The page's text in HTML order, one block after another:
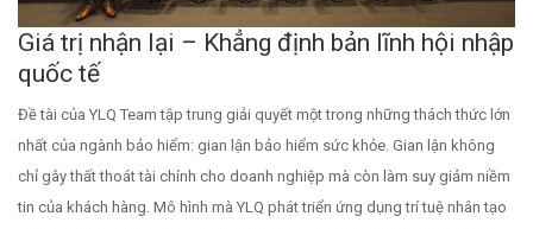
Giá trị nhận lại – Khẳng định bản lĩnh hội nhập
quốc tế
Đề tài của YLQ Team tập trung giải quyết một trong những thách thức lớn
nhất của ngành bảo hiểm: gian lận bảo hiểm sức khỏe. Gian lận không
chỉ gây thất thoát tài chính cho doanh nghiệp mà còn làm suy giảm niềm
tin của khách hàng. Mô hình mà YLQ phát triển ứng dụng trí tuệ nhân tạo